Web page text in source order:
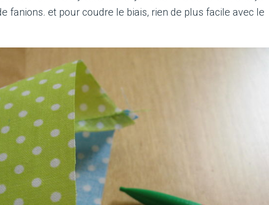
fanions. et pour coudre le biais, rien de plus facile avec le